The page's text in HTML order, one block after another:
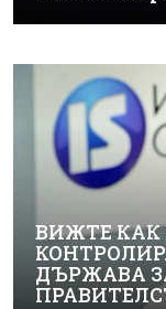
ВИЖТЕ
ДЪРЖАВА